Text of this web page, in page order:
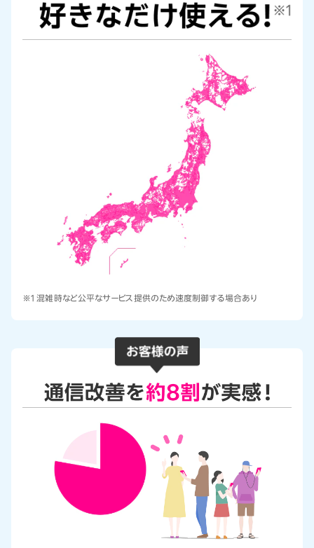
※1 混雑時など公平なサービス提供のため速度制御する場合あり